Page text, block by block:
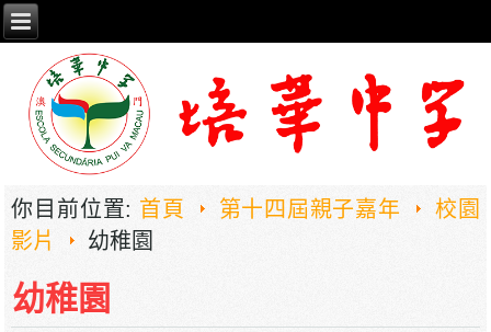
你目前位置: 首頁 第十四屆親子嘉年
校園
影片
幼稚園
幼稚園